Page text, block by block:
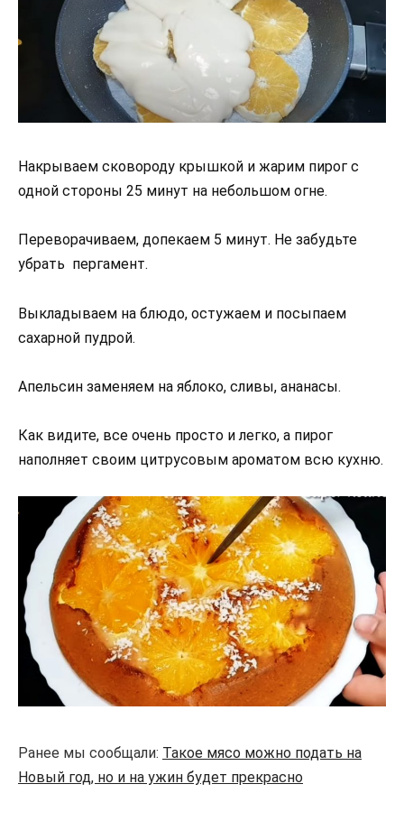
Накрываем сковороду крышкой и жарим пирог с
одной стороны 25 минут на небольшом огне.
Переворачиваем, допекаем 5 минут. Не забудьте
убрать пергамент.
Выкладываем на блюдо, остужаем и посыпаем
сахарной пудрой.
Апельсин заменяем на яблоко, сливы, ананасы.
Как видите, все очень просто и легко, а пирог
наполняет своим цитрусовым ароматом всю кухню.
Ранее мы сообщали: Такое мясо можно подать на
Новый год, но и на ужин будет прекрасно